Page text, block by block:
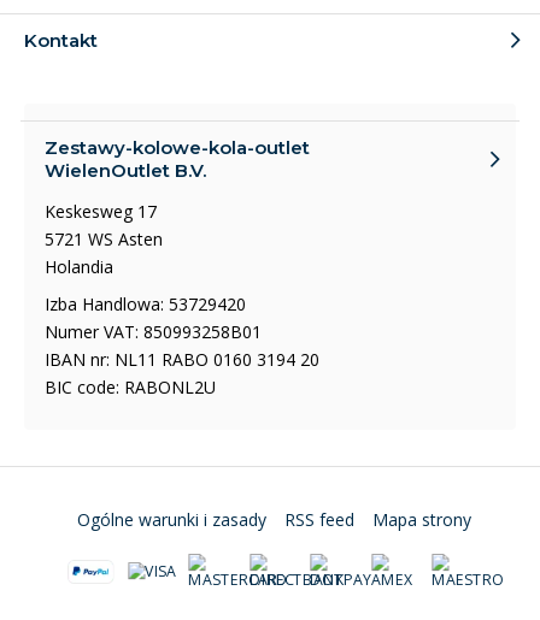
Kontakt
Zestawy-kolowe-kola-outlet
WielenOutlet B.V.
Keskesweg 17
5721 WS Asten
Holandia
Izba Handlowa: 53729420
Numer VAT: 850993258B01
IBAN nr: NL11 RABO 0160 3194 20
BIC code: RABONL2U
Ogólne warunki i zasady RSS feed Mapa strony